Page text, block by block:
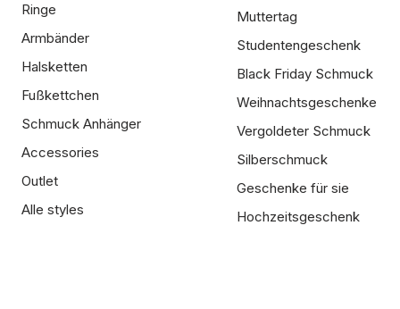
Ringe
Armbänder
Halsketten
Fußkettchen
Schmuck Anhänger
Accessories
Outlet
Alle styles
Muttertag
Studentengeschenk
Black Friday Schmuck
Weihnachtsgeschenke
Vergoldeter Schmuck
Silberschmuck
Geschenke für sie
Hochzeitsgeschenk